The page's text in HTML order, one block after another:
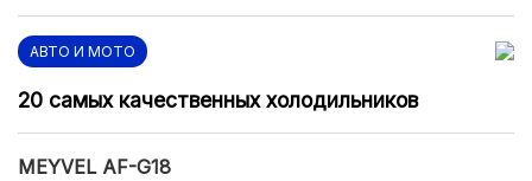
АВТО И МОТО
20 самых качественных холодильников
MEYVEL AF-G18